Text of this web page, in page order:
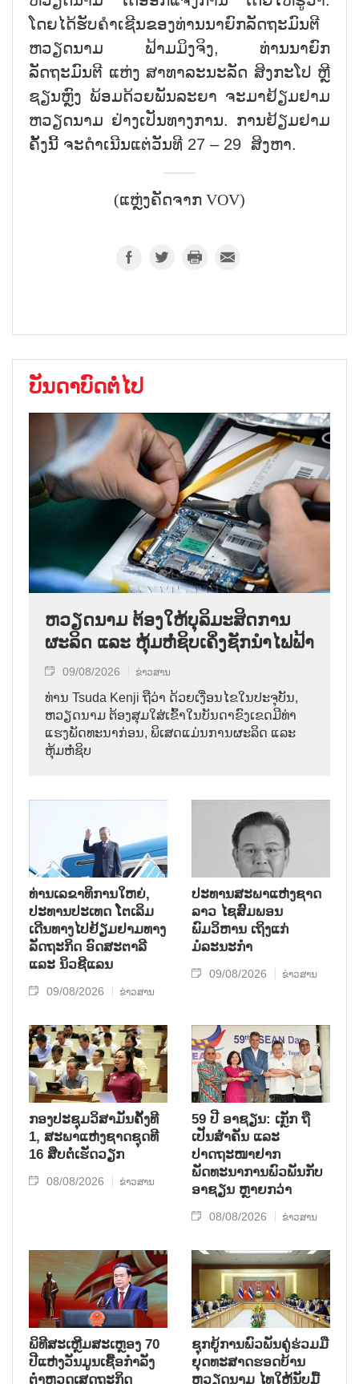
ໂດຍໄດ້ຮັບຄຳເຊີນຂອງທ່ານນາຍົກລັດຖະມົນຕີ
ຫວຽດນາມ ຟ້າມມິງຈິງ, ທ່ານນາຍົກ
ລັດຖະມົນຕີ ແຫ່ງ ສາທາລະນະລັດ ສິງກະໂປ ຫຼີ
ຊຽນຫຼົງ ພ້ອມດ້ວຍພັນລະຍາ ຈະມາຢ້ຽມຢາມ
ຫວຽດນາມ ຢ່າງເປັນທາງການ. ການຢ້ຽມຢາມ
ຄັ້ງນີ້ ຈະດຳເນີນແຕ່ວັນທີ 27 – 29 ສິງຫາ.
(ແຫຼ່ງຄັດຈາກ VOV)
ບັນດາບົດຕໍ່ໄປ
ຫວຽດນາມ ຕ້ອງໃຫ້ບຸລິມະສິດການ
ຜະລິດ ແລະ ຫຸ້ມຫໍ່ຊິບເຄິ່ງຊັກນຳໄຟຟ້າ
09/08/2026 ຂ່າວສານ
ທ່ານ Tsuda Kenji ຖືວ່າ ດ້ວຍເງື່ອນໄຂໃນປະຈຸບັນ,
ຫວຽດນາມ ຕ້ອງສຸມໃສ່ເຂົ້າໃນບັນດາຂົງເຂດມີທ່າ
ແຮງພັດທະນາກ່ອນ, ພິເສດແມ່ນການຜະລິດ ແລະ
ຫຸ້ມຫໍ່ຊິບ
ທ່ານເລຂາທິການໃຫຍ່,
ປະທານປະເທດ ໂຕເລິມ
ເດີນທາງໄປຢ້ຽມຢາມທາງ
ລັດຖະກິດ ອົດສະຕາລີ
ແລະ ນິວຊີແລນ
09/08/2026 ຂ່າວສານ
ປະທານສະພາແຫ່ງຊາດ
ລາວ ໄຊສົມພອນ
ພົມວິຫານ ເຖິງແກ່
ມໍລະນະກຳ
09/08/2026 ຂ່າວສານ
ກອງປະຊຸມວິສາມັນຄັ້ງທີ
1, ສະພາແຫ່ງຊາດຊຸດທີ
16 ສືບຕໍ່ເຮັດວຽກ
08/08/2026 ຂ່າວສານ
59 ປີ ອາຊຽນ: ເກຼັກ ຖື
ເປັນສຳຄັນ ແລະ
ປາດຖະໜາຢາກ
ພັດທະນາການພົວພັນກັບ
ອາຊຽນ ຫຼາຍກວ່າ
08/08/2026 ຂ່າວສານ
ພິທີສະເຫຼີມສະເຫຼອງ 70
ປີແຫ່ງວັນມູນເຊື້ອກຳລັງ
ຕຳຫຼວດເສດຖະກິດ
ຊຸກ​ຍູ້​ການ​ພົວ​ພັນ​ຄູ່​ຮ່ວມ​ມື​
ຍຸດ​ທະ​ສາດ​ຮອດ​ບ້ານ
ຫວຽດ​ນາມ ໄທ​ໃຫ້​ນັບ​ມື້​